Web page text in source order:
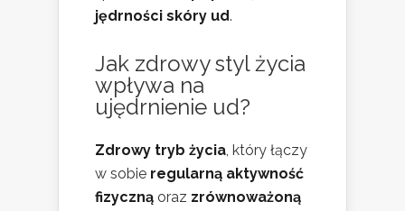
jędrności skóry ud.
Jak zdrowy styl życia
wpływa na
ujędrnienie ud?
Zdrowy tryb życia, który łączy
w sobie regularną aktywność
fizyczną oraz zrównoważoną